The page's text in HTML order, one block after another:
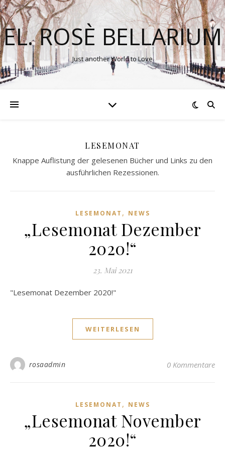
EL. ROSÈ BELLARIUM
Just another World to Love
LESEMONAT
Knappe Auflistung der gelesenen Bücher und Links zu den
ausführlichen Rezessionen.
LESEMONAT , NEWS
„Lesemonat Dezember
2020!“
23. Mai 2021
"Lesemonat Dezember 2020!"
WEITERLESEN
rosaadmin 0 Kommentare
LESEMONAT , NEWS
„Lesemonat November
2020!“